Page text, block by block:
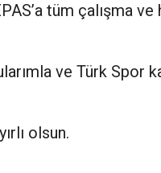
tüm çalışma
ve Türk Spor
olsun.